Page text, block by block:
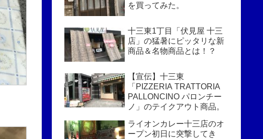
を買ってみた。
十三東1丁目「伏見屋 十三
店」の猛暑にピッタリな新
商品＆名物商品とは！？
【宣伝】十三東
「PIZZERIA TRATTORIA
PALLONCINO パロンチー
ノ」のテイクアウト商品。
ライオンカレー十三店のオ
ープン初日に突撃してき